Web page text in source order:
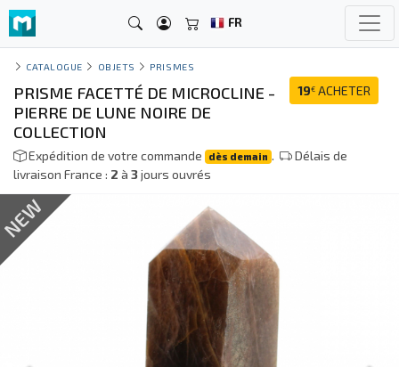
FR
CATALOGUE OBJETS PRISMES
19€ ACHETER
PRISME FACETTÉ DE MICROCLINE -
PIERRE DE LUNE NOIRE DE
COLLECTION
Expédition de votre commande dès demain .
Délais de
livraison France : 2 à 3jours ouvrés